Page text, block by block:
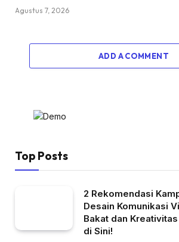
Agustus 7, 2026
ADD A COMMENT
Top Posts
2 Rekomendasi
Desain Komunikasi
Bakat dan
di Sini!